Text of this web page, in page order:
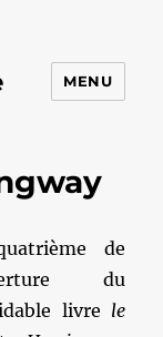
MENU
de
du
livre le